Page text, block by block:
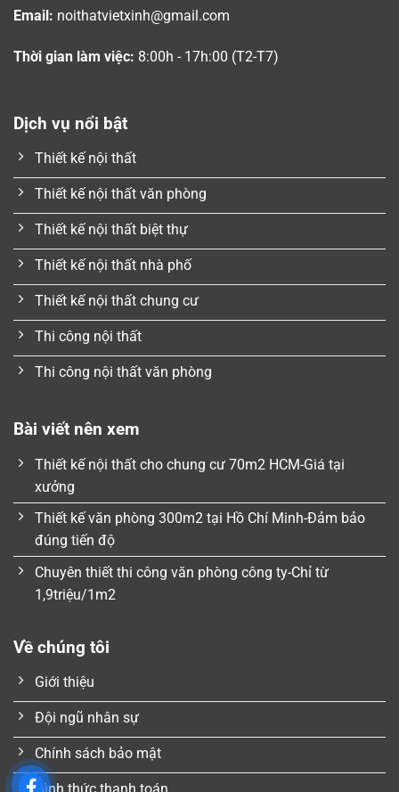
Email: noithatvietxinh@gmail.com
Thời gian làm việc: 8:00h - 17h:00 (T2-T7)
Dịch vụ nổi bật
Thiết kế nội thất
Thiết kế nội thất văn phòng
Thiết kế nội thất biệt thự
Thiết kế nội thất nhà phố
Thiết kế nội thất chung cư
Thi công nội thất
Thi công nội thất văn phòng
Bài viết nên xem
Thiết kế nội thất cho chung cư 70m2 HCM-Giá tại
xưởng
Thiết kế văn phòng 300m2 tại Hồ Chí Minh-Đảm bảo
đúng tiến độ
Chuyên thiết thi công văn phòng công ty-Chỉ từ
1,9triệu/1m2
Về chúng tôi
Giới thiệu
Đội ngũ nhân sự
Chính sách bảo mật